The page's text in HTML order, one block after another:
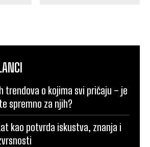
trendova o kojima svi pričaju – je
spremno za njih?
kao potvrda iskustva, znanja i